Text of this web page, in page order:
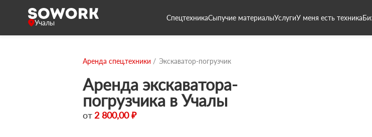
Учалы
СпецтехникаСыпучие материалыУслугиУ меня есть техника
Аренда спец.техники Экскаватор-погрузчик
Аренда экскаватора-
погрузчика в Учалы
от 2 800,00 ₽